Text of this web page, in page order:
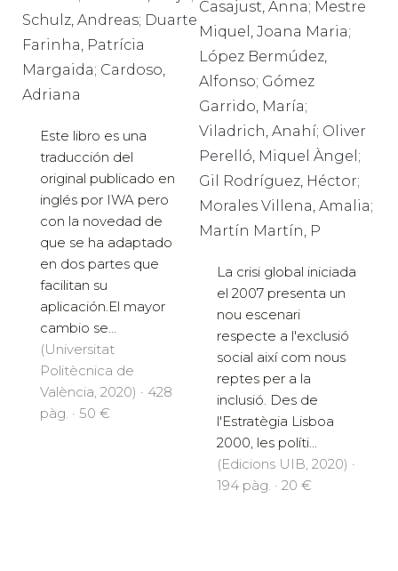
Schulz, Andreas; Duarte
Farinha, Patrícia
Margaida; Cardoso,
Adriana
Este libro es una
traducción del
original publicado en
inglés por IWA pero
con la novedad de
que se ha adaptado
en dos partes que
facilitan su
aplicación.El mayor
cambio se...
(Universitat
Politècnica de
València, 2020) · 428
pàg. · 50 €
Casajust, Anna; Mestre
Miquel, Joana Maria;
López Bermúdez,
Alfonso; Gómez
Garrido, María;
Viladrich, Anahí; Oliver
Perelló, Miquel Àngel;
Gil Rodríguez, Héctor;
Morales Villena, Amalia;
Martín Martín, P
La crisi global iniciada
el 2007 presenta un
nou escenari
respecte a l'exclusió
social així com nous
reptes per a la
inclusió. Des de
l'Estratègia Lisboa
2000, les políti...
(Edicions UIB, 2020) ·
194 pàg. · 20 €